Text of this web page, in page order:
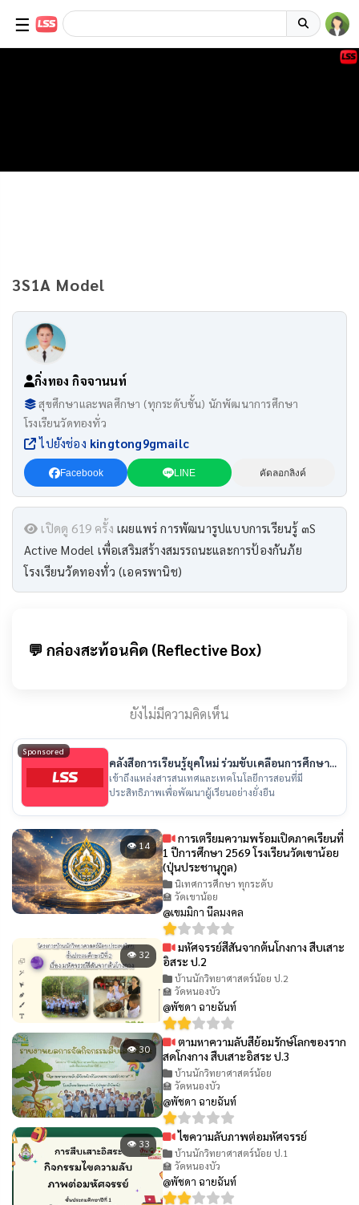
☰
3S1A Model
กิ่งทอง กิจจานนท์
สุขศึกษาและพลศึกษา (ทุกระดับชั้น) นักพัฒนาการศึกษา
โรงเรียนวัดทองทั่ว
ไปยังช่อง kingtong9gmailc
Facebook LINE คัดลอกลิงค์
เปิดดู 619 ครั้ง เผยแพร่ การพัฒนารูปแบบการเรียนรู้ ๓S
Active Model เพื่อเสริมสร้างสมรรถนะและการป้องกันภัย
โรงเรียนวัดทองทั่ว (เอครพานิช)
💬 กล่องสะท้อนคิด (Reflective Box)
ยังไม่มีความคิดเห็น
Sponsored
คลังสื่อการเรียนรู้ยุคใหม่ ร่วมขับเคลื่อนการศึกษา
ไทย
เข้าถึงแหล่งสารสนเทศและเทคโนโลยีการสอนที่มี
ประสิทธิภาพเพื่อพัฒนาผู้เรียนอย่างยั่งยืน
👁 14
การเตรียมความพร้อมเปิดภาคเรียนที่
1 ปีการศึกษา 2569 โรงเรียนวัดเขาน้อย
(ปุ่นประชานุกูล)
นิเทศการศึกษา ทุกระดับ
🏫 วัดเขาน้อย
@เขมมิกา นีลมงคล
👁 32
มหัศจรรย์สีสันจากต้นโกงกาง สืบเสาะ
อิสระ ป.2
บ้านนักวิทยาศาสตร์น้อย ป.2
🏫 วัดหนองบัว
@พัชดา ฉายฉันท์
👁 30
ตามหาความลับสีย้อมรักษ์โลกของราก
สดโกงกาง สืบเสาะอิสระ ป.3
บ้านนักวิทยาศาสตร์น้อย
🏫 วัดหนองบัว
@พัชดา ฉายฉันท์
👁 33 ไขความลับภาพต่อมหัศจรรย์
บ้านนักวิทยาศาสตร์น้อย ป.1
🏫 วัดหนองบัว
@พัชดา ฉายฉันท์